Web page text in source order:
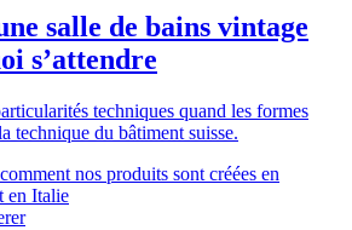
salle de bains vintage
s’attendre
techniques quand les formes
technique du bâtiment suisse.